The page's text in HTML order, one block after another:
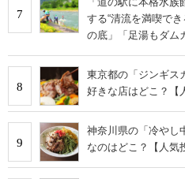
7
する“清流を満喫で
の底」「足湯もダム
8
東京都の「ジンギ
好きな店はどこ？【
9
神奈川県の「冷や
なのはどこ？【人気